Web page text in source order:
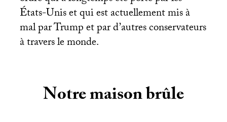
États-Unis et qui est actuellement mis à
mal par Trump et par d’autres conservateurs
à travers le monde.
Notre maison brûle